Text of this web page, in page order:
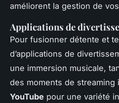
améliorent la gestion de
Applications de
Pour fusionner détente et
d’applications de
une immersion musicale,
des moments de streaming
YouTube pour une variété